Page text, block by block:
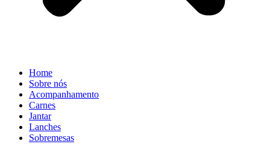
Home
Sobre nós
Acompanhamento
Carnes
Jantar
Lanches
Sobremesas